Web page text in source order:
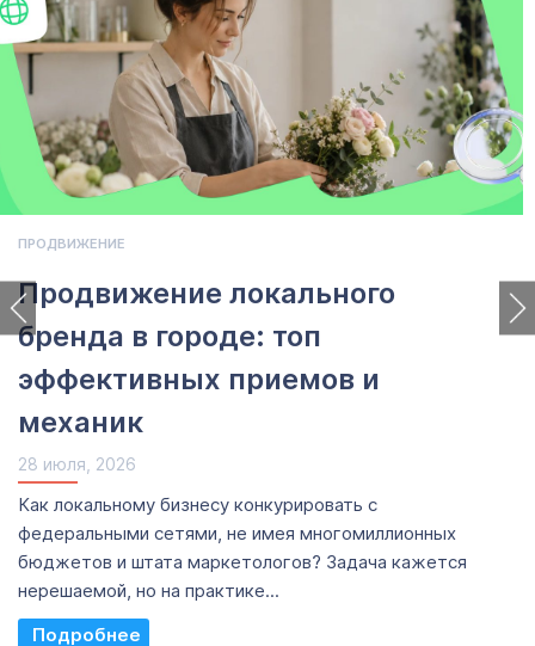
ПРОДВИЖЕНИЕ
Продвижение локального
бренда в городе: топ
эффективных приемов и
механик
28 июля, 2026
Как локальному бизнесу конкурировать с
федеральными сетями, не имея многомиллионных
бюджетов и штата маркетологов? Задача кажется
нерешаемой, но на практике...
Read More